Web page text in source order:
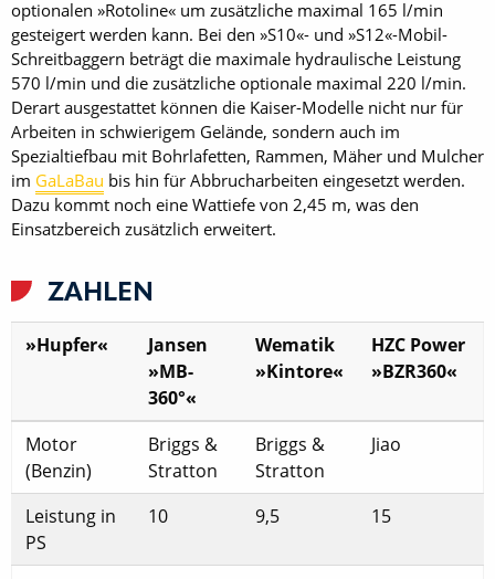
optionalen »Rotoline« um zusätzliche maximal 165 l/min
gesteigert werden kann. Bei den »S10«- und »S12«-Mobil-
Schreitbaggern beträgt die maximale hydraulische Leistung
570 l/min und die zusätzliche optionale maximal 220 l/min.
Derart ausgestattet können die Kaiser-Modelle nicht nur für
Arbeiten in schwierigem Gelände, sondern auch im
Spezialtiefbau mit Bohrlafetten, Rammen, Mäher und Mulcher
im GaLaBau bis hin für Abbrucharbeiten eingesetzt werden.
Dazu kommt noch eine Wattiefe von 2,45 m, was den
Einsatzbereich zusätzlich erweitert.
ZAHLEN
»Hupfer«
Jansen
»MB-
360°«
Wematik
»Kintore«
HZC Power
»BZR360«
Motor
(Benzin)
Briggs &
Stratton
Briggs &
Stratton
Jiao
Leistung in
PS
10 9,5 15